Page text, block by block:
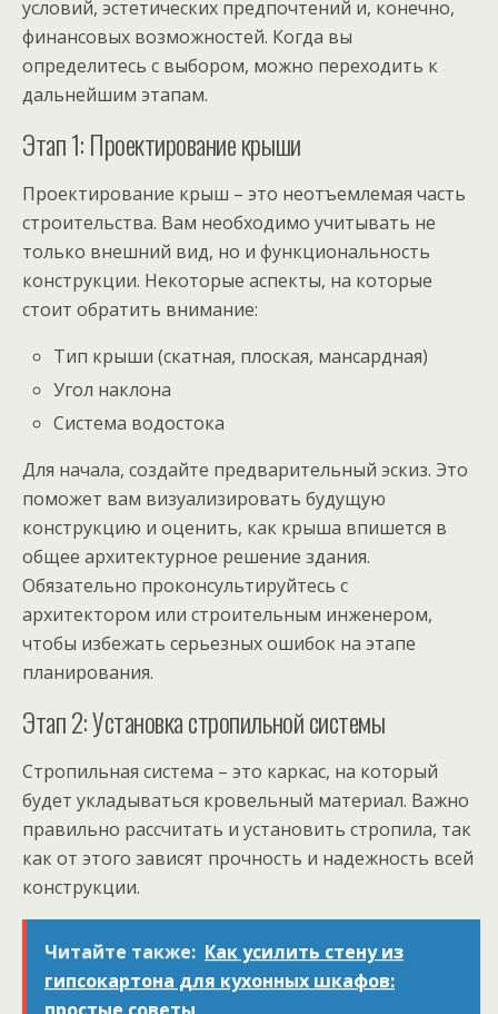
условий, эстетических предпочтений и, конечно,
финансовых возможностей. Когда вы
определитесь с выбором, можно переходить к
дальнейшим этапам.
Этап 1: Проектирование крыши
Проектирование крыш – это неотъемлемая часть
строительства. Вам необходимо учитывать не
только внешний вид, но и функциональность
конструкции. Некоторые аспекты, на которые
стоит обратить внимание:
Тип крыши (скатная, плоская, мансардная)
Угол наклона
Система водостока
Для начала, создайте предварительный эскиз. Это
поможет вам визуализировать будущую
конструкцию и оценить, как крыша впишется в
общее архитектурное решение здания.
Обязательно проконсультируйтесь с
архитектором или строительным инженером,
чтобы избежать серьезных ошибок на этапе
планирования.
Этап 2: Установка стропильной системы
Стропильная система – это каркас, на который
будет укладываться кровельный материал. Важно
правильно рассчитать и установить стропила, так
как от этого зависят прочность и надежность всей
конструкции.
Читайте также: Как усилить стену из
гипсокартона для кухонных шкафов: